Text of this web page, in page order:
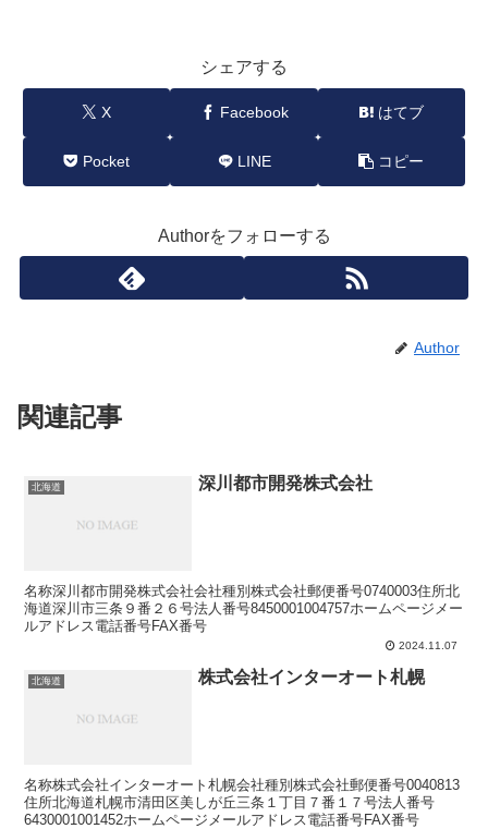
シェアする
X Facebook はてブ
Pocket LINE コピー
Authorをフォローする
Author
関連記事
北海道 深川都市開発株式会社
名称深川都市開発株式会社会社種別株式会社郵便番号0740003住所北
海道深川市三条９番２６号法人番号8450001004757ホームページメー
ルアドレス電話番号FAX番号
2024.11.07
北海道 株式会社インターオート札幌
名称株式会社インターオート札幌会社種別株式会社郵便番号0040813
住所北海道札幌市清田区美しが丘三条１丁目７番１７号法人番号
6430001001452ホームページメールアドレス電話番号FAX番号